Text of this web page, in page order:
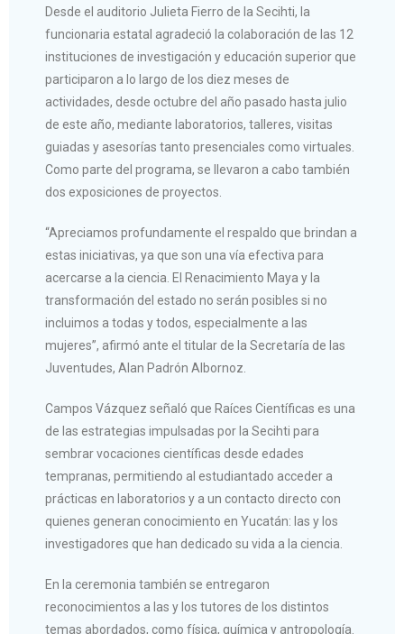
Desde el auditorio Julieta Fierro de la Secihti, la
funcionaria estatal agradeció la colaboración de las 12
instituciones de investigación y educación superior que
participaron a lo largo de los diez meses de
actividades, desde octubre del año pasado hasta julio
de este año, mediante laboratorios, talleres, visitas
guiadas y asesorías tanto presenciales como virtuales.
Como parte del programa, se llevaron a cabo también
dos exposiciones de proyectos.
“Apreciamos profundamente el respaldo que brindan a
estas iniciativas, ya que son una vía efectiva para
acercarse a la ciencia. El Renacimiento Maya y la
transformación del estado no serán posibles si no
incluimos a todas y todos, especialmente a las
mujeres”, afirmó ante el titular de la Secretaría de las
Juventudes, Alan Padrón Albornoz.
Campos Vázquez señaló que Raíces Científicas es una
de las estrategias impulsadas por la Secihti para
sembrar vocaciones científicas desde edades
tempranas, permitiendo al estudiantado acceder a
prácticas en laboratorios y a un contacto directo con
quienes generan conocimiento en Yucatán: las y los
investigadores que han dedicado su vida a la ciencia.
En la ceremonia también se entregaron
reconocimientos a las y los tutores de los distintos
temas abordados, como física, química y antropología.